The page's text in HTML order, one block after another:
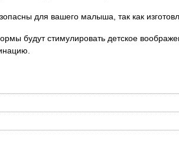
для вашего малыша, так как
будут стимулировать детское